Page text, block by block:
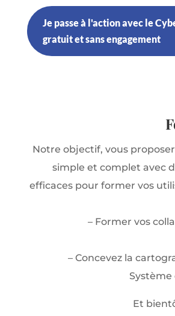
Je passe à l'action avec le
gratuit et sans engagement
Notre objectif, vous
simple et complet avec
efficaces pour former vos
– Former vos
– Concevez la
Système
Et